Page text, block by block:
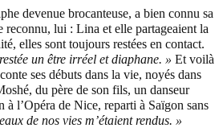
devenue brocanteuse, a bien connu sa
reconnu, lui : Lina et elle partageaient la
elles sont toujours restées en contact.
un être irréel et diaphane. » Et voilà
ses débuts dans la vie, noyés dans
du père de son fils, un danseur
à l’Opéra de Nice, reparti à Saïgon sans
de nos vies m’étaient rendus. »